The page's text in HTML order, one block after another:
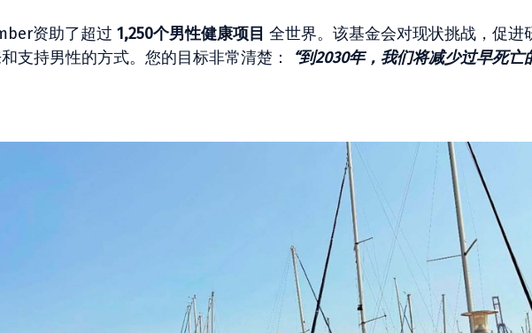
资助了超过 1,250个男性健康项目 全世界。该基金会对现状挑战，促进
支持男性的方式。您的目标非常清楚：
“到2030年，我们将减少过早死亡